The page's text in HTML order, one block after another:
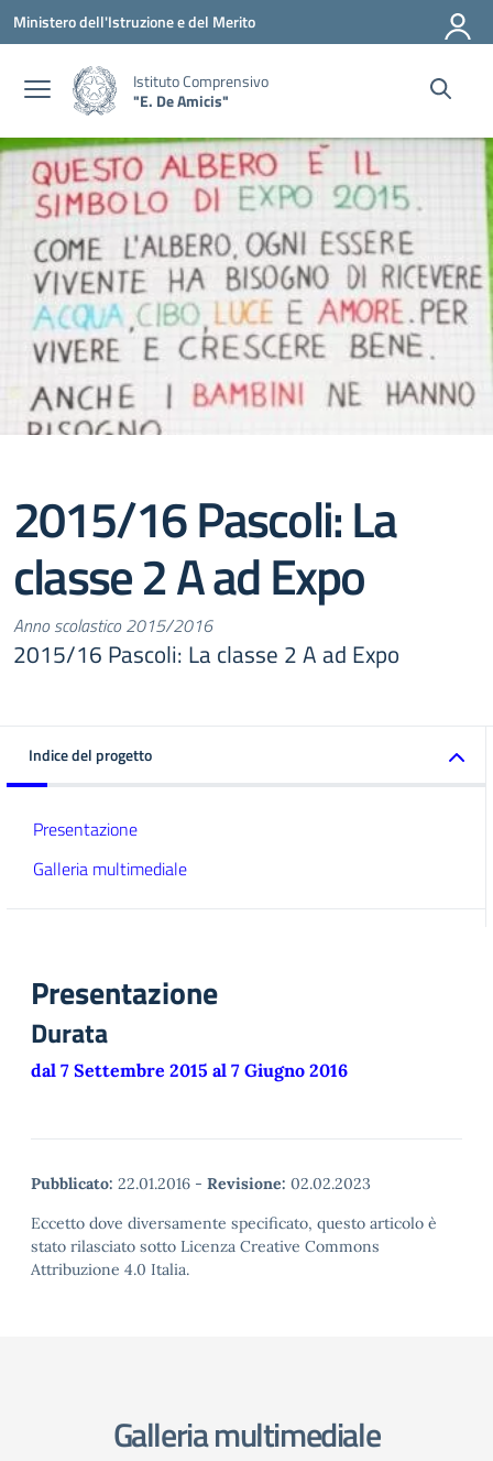
Vai ai contenuti
Vai al menu di navigazione
Vai al footer
Ministero dell'Istruzione e del Merito
Istituto Comprensivo
"E. De Amicis"
2015/16 Pascoli: La
classe 2 A ad Expo
Anno scolastico 2015/2016
2015/16 Pascoli: La classe 2 A ad Expo
Indice del progetto
Presentazione
Galleria multimediale
Presentazione
Durata
dal 7 Settembre 2015 al 7 Giugno 2016
Pubblicato: 22.01.2016 - Revisione: 02.02.2023
Eccetto dove diversamente specificato, questo articolo è
stato rilasciato sotto Licenza Creative Commons
Attribuzione 4.0 Italia.
Galleria multimediale